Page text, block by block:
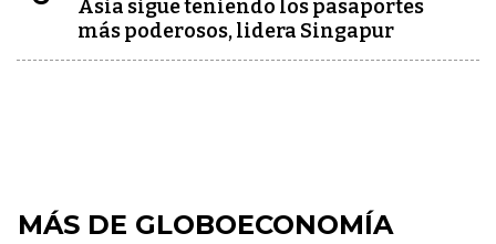
Asia sigue teniendo los pasaportes
más poderosos, lidera Singapur
MÁS DE GLOBOECONOMÍA